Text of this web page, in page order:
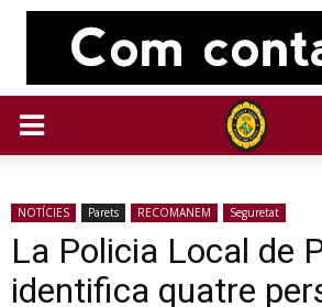
NOTÍCIES Parets RECOMANEM Seguretat
La Policia Local de
identifica quatre